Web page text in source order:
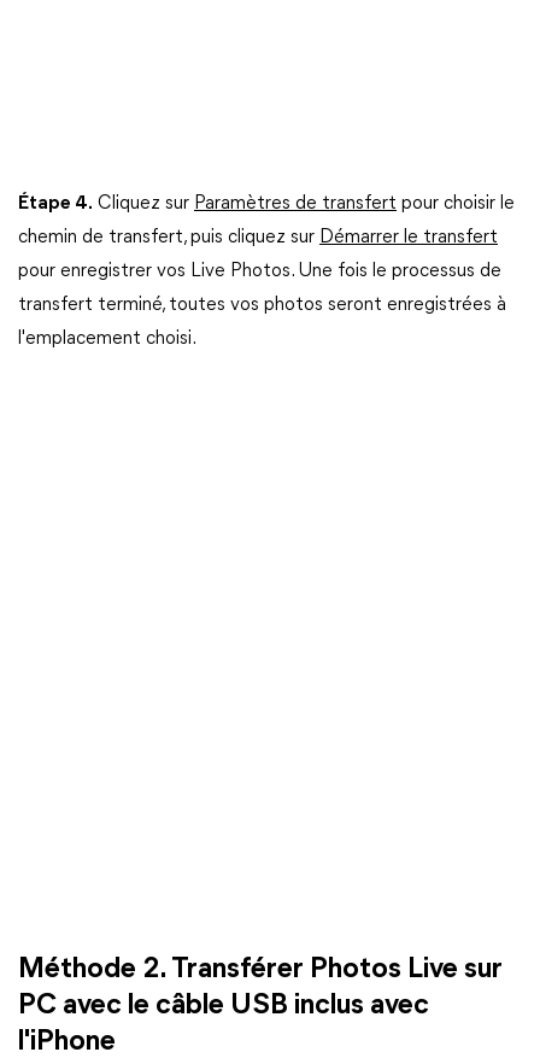
Étape 4. Cliquez sur Paramètres de transfert pour choisir le
chemin de transfert, puis cliquez sur Démarrer le transfert
pour enregistrer vos Live Photos. Une fois le processus de
transfert terminé, toutes vos photos seront enregistrées à
l'emplacement choisi.
Méthode 2. Transférer Photos Live sur
PC avec le câble USB inclus avec
l'iPhone